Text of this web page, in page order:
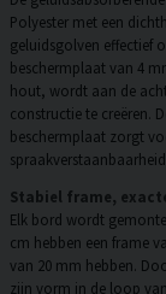
Polyester met een
geluidsgolven effectief
beschermplaat van 4
hout, wordt aan de
constructie te creëren.
beschermplaat zorgt
Stabiel frame,
Elk bord wordt
cm hebben een frame
van 20 mm hebben.
zijn vorm in de loop